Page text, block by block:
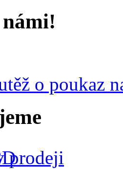
námi!
o poukaz
prodeji